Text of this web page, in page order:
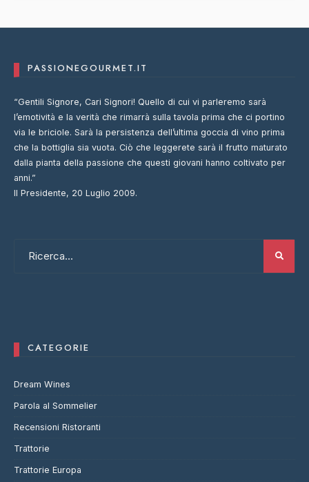
PASSIONEGOURMET.IT
“Gentili Signore, Cari Signori! Quello di cui vi parleremo sarà
l’emotività e la verità che rimarrà sulla tavola prima che ci portino
via le briciole. Sarà la persistenza dell’ultima goccia di vino prima
che la bottiglia sia vuota. Ciò che leggerete sarà il frutto maturato
dalla pianta della passione che questi giovani hanno coltivato per
anni.”
Il Presidente, 20 Luglio 2009.
CATEGORIE
Dream Wines
Parola al Sommelier
Recensioni Ristoranti
Trattorie
Trattorie Europa